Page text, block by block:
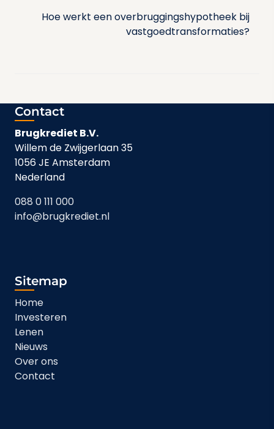
Hoe werkt een overbruggingshypotheek bij
vastgoedtransformaties?
Contact
Brugkrediet B.V.
Willem de Zwijgerlaan 35
1056 JE Amsterdam
Nederland
088 0 111 000
info@brugkrediet.nl
Sitemap
Home
Investeren
Lenen
Nieuws
Over ons
Contact